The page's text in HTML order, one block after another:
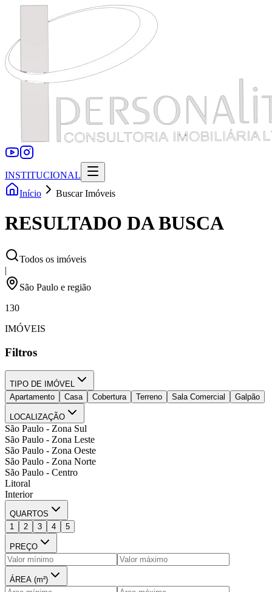
INSTITUCIONAL
Início
Buscar Imóveis
RESULTADO DA BUSCA
Todos os imóveis
|
São Paulo e região
130
IMÓVEIS
Filtros
TIPO DE IMÓVEL
Apartamento
Casa Cobertura Terreno Sala Comercial Galpão
LOCALIZAÇÃO
São Paulo - Zona Sul
São Paulo - Zona Leste
São Paulo - Zona Oeste
São Paulo - Zona Norte
São Paulo - Centro
Litoral
Interior
QUARTOS
1
2 3 4 5
PREÇO
ÁREA (m²)